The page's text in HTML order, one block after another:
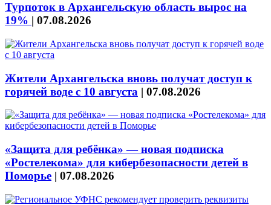
Турпоток в Архангельскую область вырос на
19% | 07.08.2026
Жители Архангельска вновь получат доступ к
горячей воде с 10 августа | 07.08.2026
«Защита для ребёнка» — новая подписка
«Ростелекома» для кибербезопасности детей в
Поморье | 07.08.2026